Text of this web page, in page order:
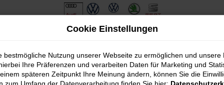
Lieferservice nach
Cookie Einstellungen
bestmögliche Nutzung unserer Webseite zu ermöglichen und unsere
Ihre Präferenzen und verarbeiten Daten für Marketing und
späteren Zeitpunkt Ihre Meinung ändern, können Sie die